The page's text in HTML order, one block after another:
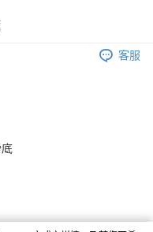
到店，7天內取。逾期後
客服